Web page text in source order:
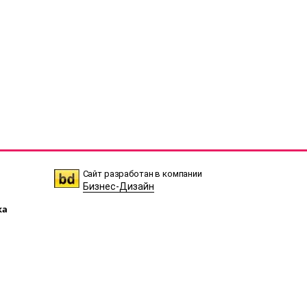
Сайт разработан в компании
Бизнес-Дизайн